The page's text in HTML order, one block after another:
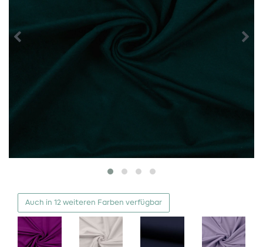
Auch in 12 weiteren Farben verfügbar